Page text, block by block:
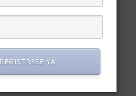
REGISTRESE YA